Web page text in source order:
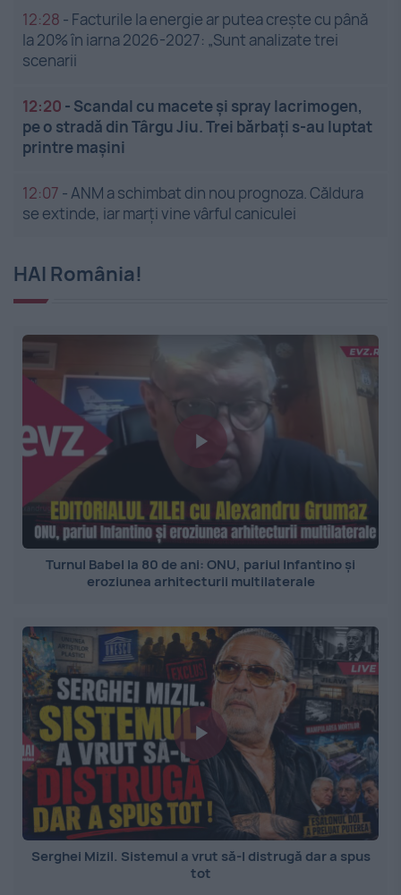
12:28 - Facturile la energie ar putea crește cu până
la 20% în iarna 2026-2027: „Sunt analizate trei
scenarii
12:20 - Scandal cu macete și spray lacrimogen,
pe o stradă din Târgu Jiu. Trei bărbați s-au luptat
printre mașini
12:07 -ANM a schimbat din nou prognoza. Căldura
se extinde, iar marți vine vârful caniculei
HAI România!
Turnul Babel la 80 de ani: ONU, pariul Infantino și
eroziunea arhitecturii multilaterale
Serghei Mizil. Sistemul a vrut să-l distrugă dar a spus
tot